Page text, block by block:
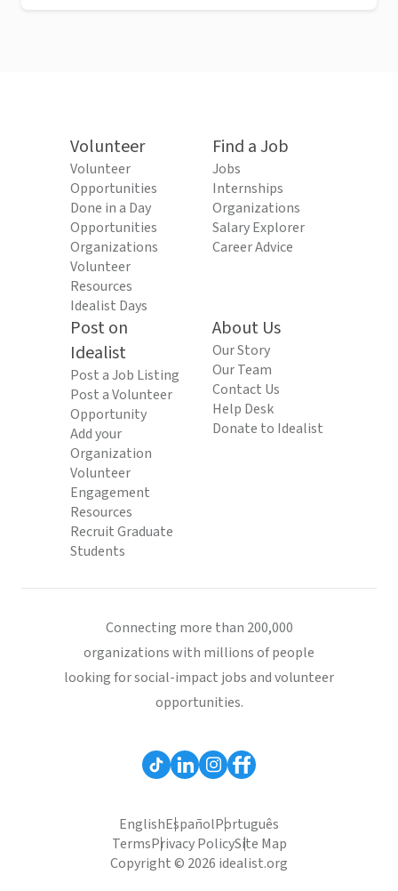
Volunteer
Volunteer
Opportunities
Done in a Day
Opportunities
Organizations
Volunteer
Resources
Idealist Days
Find a Job
Jobs
Internships
Organizations
Salary Explorer
Career Advice
Post on
Idealist
Post a Job Listing
Post a Volunteer
Opportunity
Add your
Organization
Volunteer
Engagement
Resources
Recruit Graduate
Students
About Us
Our Story
Our Team
Contact Us
Help Desk
Donate to Idealist
Connecting more than 200,000
organizations with millions of people
looking for social-impact jobs and volunteer
opportunities.
EnglishEspañolPortuguês
TermsPrivacy PolicySite Map
Copyright © 2026 idealist.org